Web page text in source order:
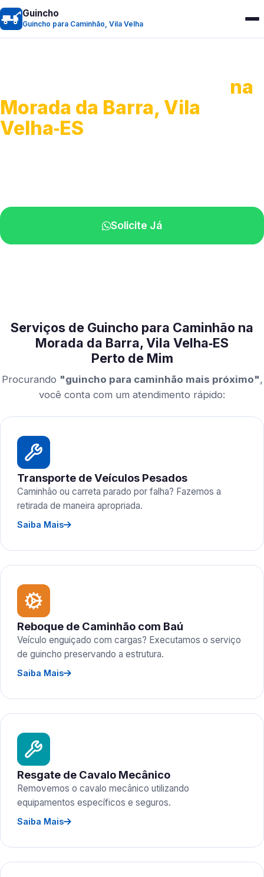
Guincho
Guincho para Caminhão, Vila Velha
na
Morada da Barra, Vila
Velha‑ES
Solicite Já
Serviços de Guincho para Caminhão na
Morada da Barra, Vila Velha‑ES
Perto de Mim
Procurando "guincho para caminhão mais próximo",
você conta com um atendimento rápido:
Transporte de Veículos Pesados
Caminhão ou carreta parado por falha? Fazemos a
retirada de maneira apropriada.
Saiba Mais
Reboque de Caminhão com Baú
Veículo enguiçado com cargas? Executamos o serviço
de guincho preservando a estrutura.
Saiba Mais
Resgate de Cavalo Mecânico
Removemos o cavalo mecânico utilizando
equipamentos específicos e seguros.
Saiba Mais